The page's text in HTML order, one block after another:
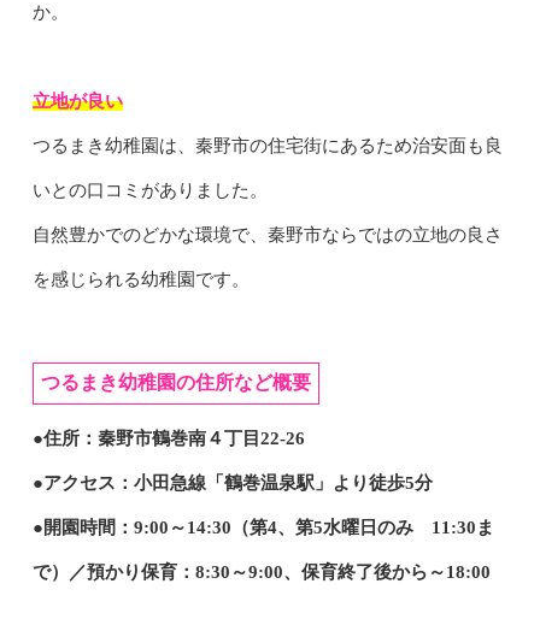
か。
立地が良い
つるまき幼稚園は、秦野市の住宅街にあるため治安面も良
いとの口コミがありました。
自然豊かでのどかな環境で、秦野市ならではの立地の良さ
を感じられる幼稚園です。
つるまき幼稚園の住所など概要
●住所：秦野市鶴巻南４丁目22-26
●アクセス：小田急線「鶴巻温泉駅」より徒歩5分
●開園時間：9:00～14:30（第4、第5水曜日のみ 11:30ま
で）／預かり保育：8:30～9:00、保育終了後から～18:00